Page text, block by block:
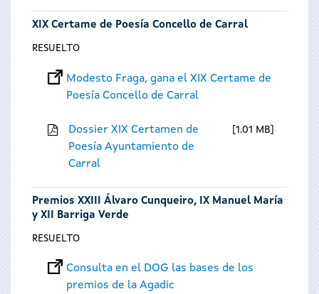
XIX Certame de Poesía Concello de Carral
RESUELTO
Modesto Fraga, gana el XIX Certame de
Poesía Concello de Carral
Dossier XIX Certamen de
Poesía Ayuntamiento de
Carral
1.01 MB
Premios XXIII Álvaro Cunqueiro, IX Manuel María
y XII Barriga Verde
RESUELTO
Consulta en el DOG las bases de los
premios de la Agadic